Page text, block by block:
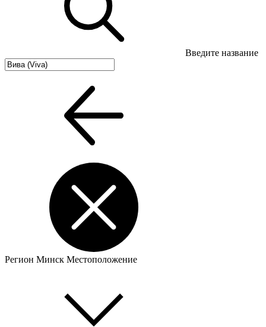
Введите название
Регион Минск Местоположение